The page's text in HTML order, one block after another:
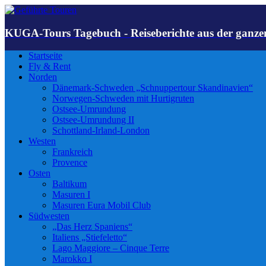
KUGA-Tours Tagebuch - Reiseberichte aus der
Startseite
Fly & Rent
Norden
Dänemark-Schweden „Schnuppertour Skandinavien“
Norwegen-Schweden mit Hurtigruten
Ostsee-Umrundung
Ostsee-Umrundung II
Schottland-Irland-London
Westen
Frankreich
Provence
Osten
Baltikum
Masuren I
Masuren Eura Mobil Club
Südwesten
„Das Herz Spaniens“
Italiens „Stiefeletto“
Lago Maggiore – Cinque Terre
Marokko I